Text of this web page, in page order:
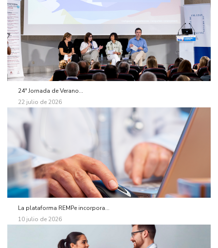
24ª Jornada de Verano...
22 julio de 2026
La plataforma REMPe incorpora...
10 julio de 2026